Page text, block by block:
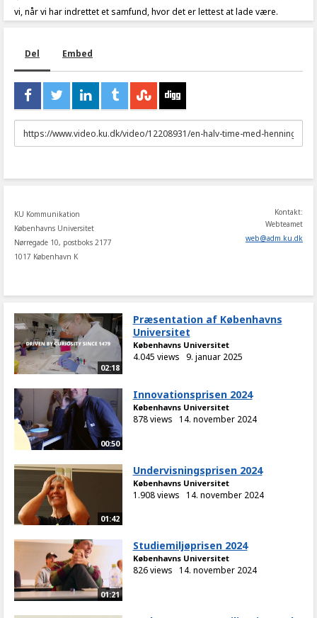
vi, når vi har indrettet et samfund, hvor det er lettest at lade være.
Del Embed
URL
to
KU Kommunikation
Københavns Universitet
Nørregade 10, postboks 2177
1017 København K
Kontakt:
Webteamet
web@adm.ku.dk
02:18
Præsentation af Københavns
Universitet
Københavns Universitet
4.045 views 9. januar 2025
00:50
Innovationsprisen 2024
Københavns Universitet
878 views 14. november 2024
01:42
Undervisningsprisen 2024
Københavns Universitet
1.908 views 14. november 2024
01:21
Studiemiljøprisen 2024
Københavns Universitet
826 views 14. november 2024